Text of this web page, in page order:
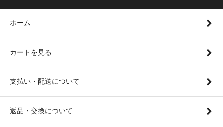
ホーム
カートを見る
支払い・配送について
返品・交換について